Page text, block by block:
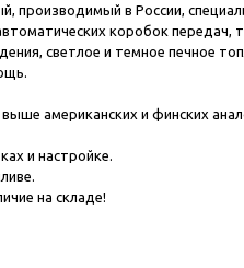
в России,
коробок передач,
светлое и темное печное
американских и финских
и настройке.
на складе!